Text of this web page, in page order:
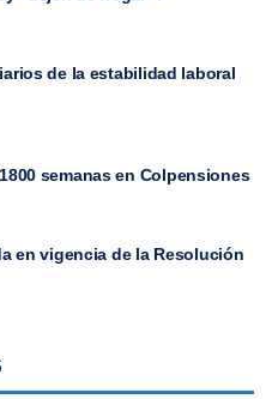
de la estabilidad laboral
semanas en Colpensiones
en vigencia de la Resolución